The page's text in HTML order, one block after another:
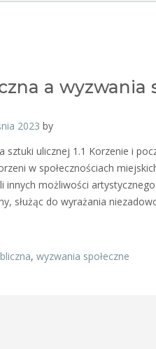
a wyzwania
2023 by
sztuki ulicznej 1.1 Korzenie i
w społecznościach
innych możliwości
służąc do wyrażania
, wyzwania społeczne